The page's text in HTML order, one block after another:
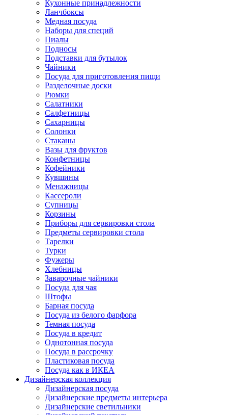
Кухонные принадлежности
Ланчбоксы
Медная посуда
Наборы для специй
Пиалы
Подносы
Подставки для бутылок
Чайники
Посуда для приготовления пищи
Разделочные доски
Рюмки
Салатники
Салфетницы
Сахарницы
Солонки
Стаканы
Вазы для фруктов
Конфетницы
Кофейники
Кувшины
Менажницы
Кассероли
Супницы
Корзины
Приборы для сервировки стола
Предметы сервировки стола
Тарелки
Турки
Фужеры
Хлебницы
Заварочные чайники
Посуда для чая
Штофы
Барная посуда
Посуда из белого фарфора
Темная посуда
Посуда в кредит
Однотонная посуда
Посуда в рассрочку
Пластиковая посуда
Посуда как в ИКЕА
Дизайнерская коллекция
Дизайнерская посуда
Дизайнерские предметы интерьера
Дизайнерские светильники